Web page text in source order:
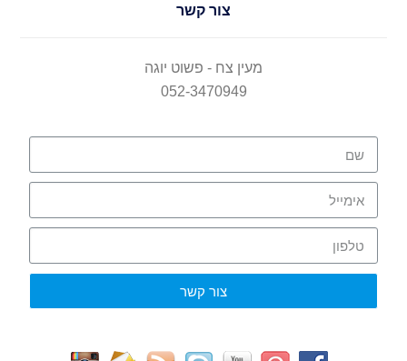
צור קשר
מעין צח - פשוט יוגה
052-3470949
צור קשר